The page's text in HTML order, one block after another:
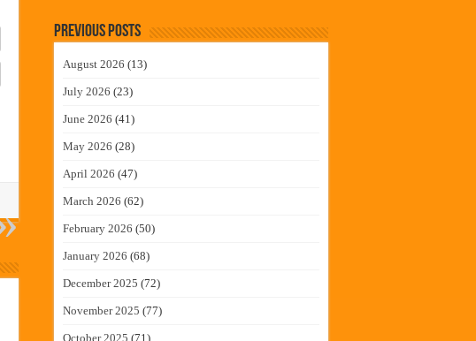
Previous Posts
August 2026 (13)
July 2026 (23)
June 2026 (41)
May 2026 (28)
April 2026 (47)
March 2026 (62)
February 2026 (50)
January 2026 (68)
December 2025 (72)
November 2025 (77)
October 2025 (71)